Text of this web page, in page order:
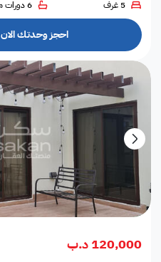
5 غرف 6 دورات مياه
احجز وحدتك الان
120,000 د.ب